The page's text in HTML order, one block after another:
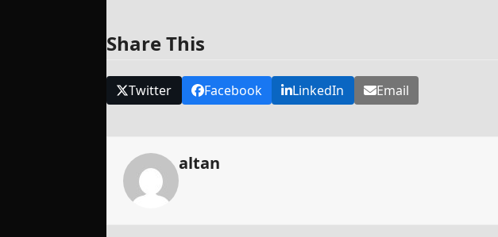
Share This
Twitter Facebook LinkedIn Email
altan